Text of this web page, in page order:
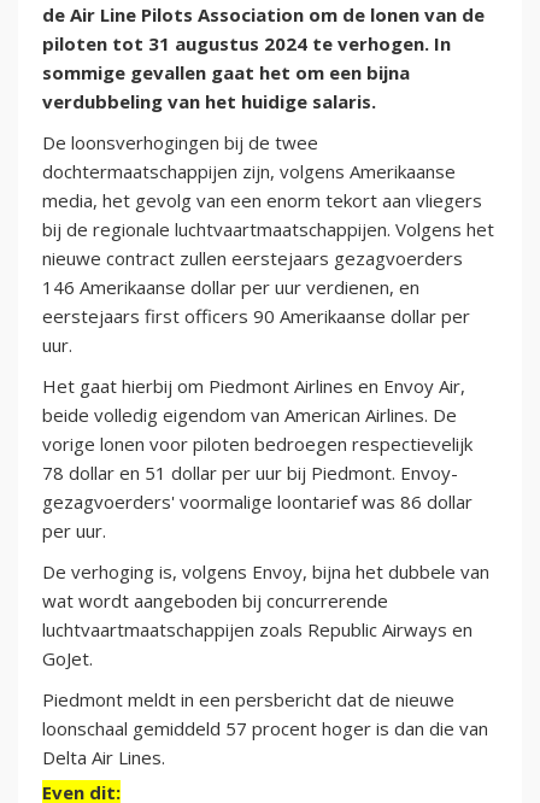
de Air Line Pilots Association om de lonen van de
piloten tot 31 augustus 2024 te verhogen. In
sommige gevallen gaat het om een bijna
verdubbeling van het huidige salaris.
De loonsverhogingen bij de twee
dochtermaatschappijen zijn, volgens Amerikaanse
media, het gevolg van een enorm tekort aan vliegers
bij de regionale luchtvaartmaatschappijen. Volgens het
nieuwe contract zullen eerstejaars gezagvoerders
146 Amerikaanse dollar per uur verdienen, en
eerstejaars first officers 90 Amerikaanse dollar per
uur.
Het gaat hierbij om Piedmont Airlines en Envoy Air,
beide volledig eigendom van American Airlines. De
vorige lonen voor piloten bedroegen respectievelijk
78 dollar en 51 dollar per uur bij Piedmont. Envoy-
gezagvoerders' voormalige loontarief was 86 dollar
per uur.
De verhoging is, volgens Envoy, bijna het dubbele van
wat wordt aangeboden bij concurrerende
luchtvaartmaatschappijen zoals Republic Airways en
GoJet.
Piedmont meldt in een persbericht dat de nieuwe
loonschaal gemiddeld 57 procent hoger is dan die van
Delta Air Lines.
Even dit: